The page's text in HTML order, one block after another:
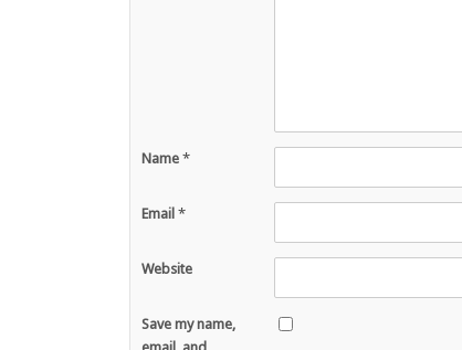
Name *
Email *
Website
Save my name,